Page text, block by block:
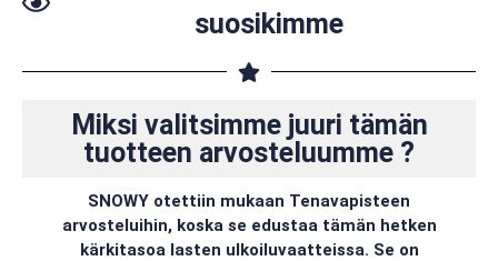
suosikimme
Miksi valitsimme juuri tämän
tuotteen arvosteluumme ?
SNOWY otettiin mukaan Tenavapisteen
arvosteluihin, koska se edustaa tämän hetken
kärkitasoa lasten ulkoiluvaatteissa. Se on